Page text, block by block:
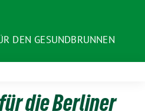
DEN GESUNDBRUNNEN
die Berliner